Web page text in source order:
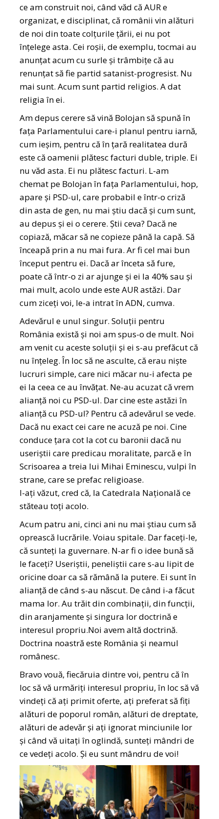
ce am construit noi, când văd că AUR e
organizat, e disciplinat, că românii vin alături
de noi din toate colțurile țării, ei nu pot
înțelege asta. Cei roșii, de exemplu, tocmai au
anunțat acum cu surle și trâmbițe că au
renunțat să fie partid satanist-progresist. Nu
mai sunt. Acum sunt partid religios. A dat
religia în ei.
Am depus cerere să vină Bolojan să spună în
fața Parlamentului care-i planul pentru iarnă,
cum ieșim, pentru că în țară realitatea dură
este că oamenii plătesc facturi duble, triple. Ei
nu văd asta. Ei nu plătesc facturi. L-am
chemat pe Bolojan în fața Parlamentului, hop,
apare și PSD-ul, care probabil e într-o criză
din asta de gen, nu mai știu dacă și cum sunt,
au depus și ei o cerere. Știi ceva? Dacă ne
copiază, măcar să ne copieze până la capă. Să
înceapă prin a nu mai fura. Ar fi cel mai bun
început pentru ei. Dacă ar înceta să fure,
poate că într-o zi ar ajunge și ei la 40% sau și
mai mult, acolo unde este AUR astăzi. Dar
cum ziceți voi, le-a intrat în ADN, cumva.
Adevărul e unul singur. Soluții pentru
România există și noi am spus-o de mult. Noi
am venit cu aceste soluții și ei s-au prefăcut că
nu înțeleg. În loc să ne asculte, că erau niște
lucruri simple, care nici măcar nu-i afecta pe
ei la ceea ce au învățat. Ne-au acuzat că vrem
alianță noi cu PSD-ul. Dar cine este astăzi în
alianță cu PSD-ul? Pentru că adevărul se vede.
Dacă nu exact cei care ne acuză pe noi. Cine
conduce țara cot la cot cu baronii dacă nu
useriștii care predicau moralitate, parcă e în
Scrisoarea a treia lui Mihai Eminescu, vulpi în
strane, care se prefac religioase.
I-ați văzut, cred că, la Catedrala Națională ce
stăteau toți acolo.
Acum patru ani, cinci ani nu mai știau cum să
oprească lucrările. Voiau spitale. Dar faceți-le,
că sunteți la guvernare. N-ar fi o idee bună să
le faceți? Useriștii, peneliștii care s-au lipit de
oricine doar ca să rămână la putere. Ei sunt în
alianță de când s-au născut. De când i-a făcut
mama lor. Au trăit din combinații, din funcții,
din aranjamente și singura lor doctrină e
interesul propriu.Noi avem altă doctrină.
Doctrina noastră este România și neamul
românesc.
Bravo vouă, fiecăruia dintre voi, pentru că în
loc să vă urmăriți interesul propriu, în loc să vă
vindeți că ați primit oferte, ați preferat să fiți
alături de poporul român, alături de dreptate,
alături de adevăr și ați ignorat minciunile lor
și când vă uitați în oglindă, sunteți mândri de
ce vedeți acolo. Și eu sunt mândru de voi!